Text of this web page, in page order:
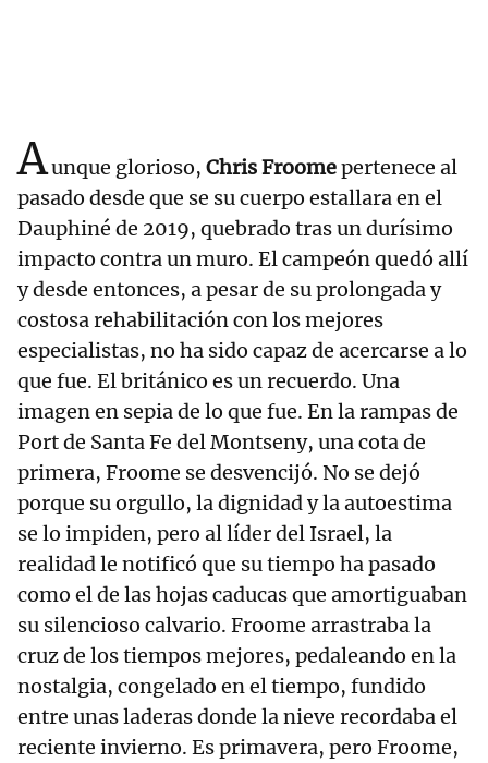
Aunque glorioso, Chris Froomepertenece al
pasado desde que se su cuerpo estallara en el
Dauphiné de 2019, quebrado tras un durísimo
impacto contra un muro. El campeón quedó allí
y desde entonces, a pesar de su prolongada y
costosa rehabilitación con los mejores
especialistas, no ha sido capaz de acercarse a lo
que fue. El británico es un recuerdo. Una
imagen en sepia de lo que fue. En la rampas de
Port de Santa Fe del Montseny, una cota de
primera, Froome se desvencijó. No se dejó
porque su orgullo, la dignidad y la autoestima
se lo impiden, pero al líder del Israel, la
realidad le notificó que su tiempo ha pasado
como el de las hojas caducas que amortiguaban
su silencioso calvario. Froome arrastraba la
cruz de los tiempos mejores, pedaleando en la
nostalgia, congelado en el tiempo, fundido
entre unas laderas donde la nieve recordaba el
reciente invierno. Es primavera, pero Froome,